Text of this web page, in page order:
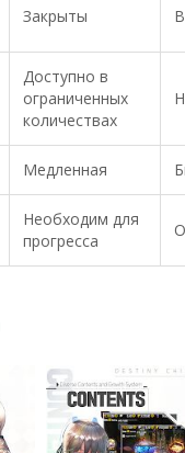
Закрыты
Доступно в
ограниченных
количествах
Медленная
Необходим для
прогресса